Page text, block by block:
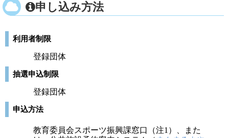
申し込み方法
利用者制限
登録団体
抽選申込制限
登録団体
申込方法
教育委員会スポーツ振興課窓口（注1）、また